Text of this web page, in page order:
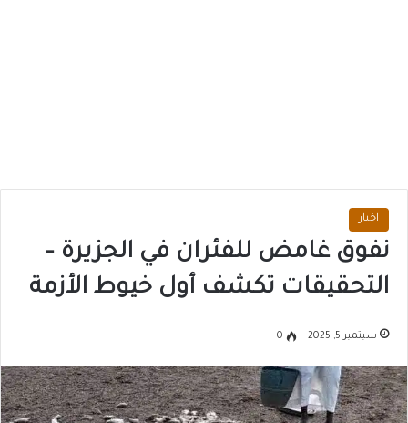
اخبار
نفوق غامض للفئران في الجزيرة –
التحقيقات تكشف أول خيوط الأزمة
سبتمبر 5, 2025 0